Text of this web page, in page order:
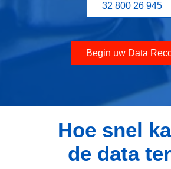
32 800 26 945
Begin uw Data
Hoe snel
de data